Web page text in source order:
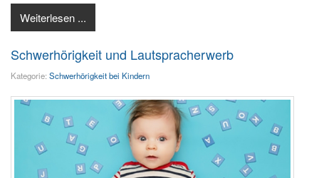
Weiterlesen ...
Schwerhörigkeit und Lautspracherwerb
Kategorie: Schwerhörigkeit bei Kindern